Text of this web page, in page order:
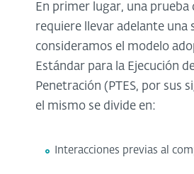
En primer lugar, una prueba
requiere llevar adelante una
consideramos el modelo
Estándar para la Ejecución
Penetración (PTES, por sus
el mismo se divide en:
Interacciones previas al